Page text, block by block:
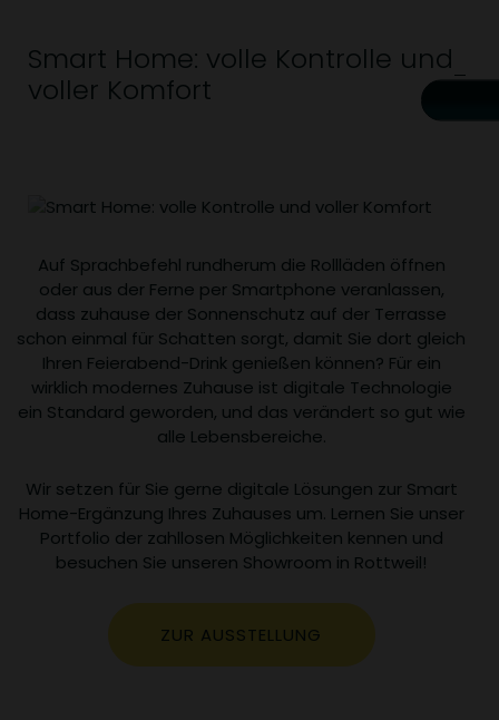
Smart Home: volle Kontrolle und
voller Komfort
Auf Sprachbefehl rundherum die Rollläden öffnen
oder aus der Ferne per Smartphone veranlassen,
dass zuhause der Sonnenschutz auf der Terrasse
schon einmal für Schatten sorgt, damit Sie dort gleich
Ihren Feierabend-Drink genießen können? Für ein
wirklich modernes Zuhause ist digitale Technologie
ein Standard geworden, und das verändert so gut wie
alle Lebensbereiche.
Wir setzen für Sie gerne digitale Lösungen zur Smart
Home-Ergänzung Ihres Zuhauses um. Lernen Sie unser
Portfolio der zahllosen Möglichkeiten kennen und
besuchen Sie unseren Showroom in Rottweil!
ZUR AUSSTELLUNG